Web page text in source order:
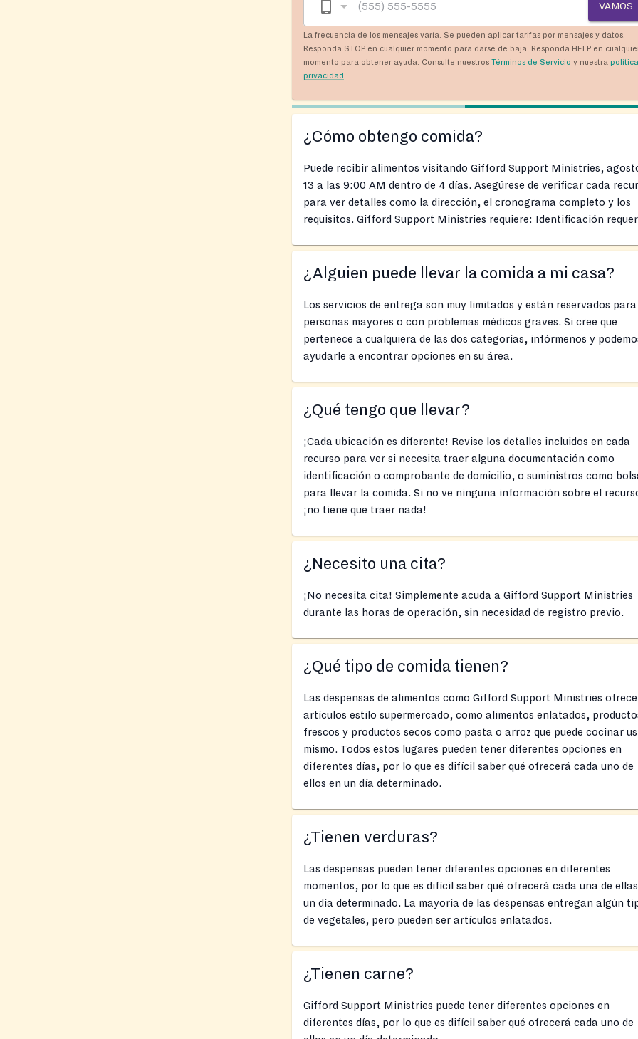
VAMOS
La frecuencia de los mensajes varía. Se pueden aplicar tarifas por mensajes y datos.
Responda STOP en cualquier momento para darse de baja. Responda HELP en
momento para obtener ayuda. Consulte nuestros Términos de Servicio y nuestra
privacidad
¿Cómo obtengo comida?
Puede recibir alimentos visitando Gifford Support Ministries,
13 a las 9:00 AM dentro de 4 días. Asegúrese de verificar cada
para ver detalles como la dirección, el cronograma completo y los
requisitos. Gifford Support Ministries requiere: Identificación
¿Alguien puede llevar la comida a mi casa?
Los servicios de entrega son muy limitados y están reservados para
personas mayores o con problemas médicos graves. Si cree que
pertenece a cualquiera de las dos categorías, infórmenos y
ayudarle a encontrar opciones en su área.
¿Qué tengo que llevar?
¡Cada ubicación es diferente! Revise los detalles incluidos en cada
recurso para ver si necesita traer alguna documentación como
identificación o comprobante de domicilio, o suministros como
para llevar la comida. Si no ve ninguna información sobre el
¡no tiene que traer nada!
¿Necesito una cita?
¡No necesita cita! Simplemente acuda a Gifford Support Ministries
durante las horas de operación, sin necesidad de registro previo.
¿Qué tipo de comida tienen?
Las despensas de alimentos como Gifford Support Ministries
artículos estilo supermercado, como alimentos enlatados,
frescos y productos secos como pasta o arroz que puede cocinar
mismo. Todos estos lugares pueden tener diferentes opciones en
diferentes días, por lo que es difícil saber qué ofrecerá cada uno de
ellos en un día determinado.
¿Tienen verduras?
Las despensas pueden tener diferentes opciones en diferentes
momentos, por lo que es difícil saber qué ofrecerá cada una de
un día determinado. La mayoría de las despensas entregan algún
de vegetales, pero pueden ser artículos enlatados.
¿Tienen carne?
Gifford Support Ministries puede tener diferentes opciones en
diferentes días, por lo que es difícil saber qué ofrecerá cada uno de